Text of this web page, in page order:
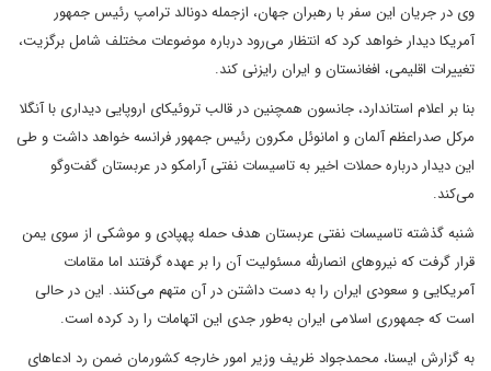
وی در جریان این سفر با رهبران جهان، ازجمله دونالد ترامپ رئیس جمهور
آمریکا دیدار خواهد کرد که انتظار می‌رود درباره موضوعات مختلف شامل برگزیت،
تغییرات اقلیمی، افغانستان و ایران رایزنی کند.
بنا بر اعلام استاندارد، جانسون همچنین در قالب تروئیکای اروپایی دیداری با آنگلا
مرکل صدراعظم آلمان و امانوئل مکرون رئیس جمهور فرانسه خواهد داشت و طی
این دیدار درباره حملات اخیر به تاسیسات نفتی آرامکو در عربستان گفت‌وگو
می‌کند.
شنبه گذشته تاسیسات نفتی عربستان هدف حمله پهپادی و موشکی از سوی یمن
قرار گرفت که نیروهای انصارلله مسئولیت آن را بر عهده گرفتند اما مقامات
آمریکایی و سعودی ایران را به دست داشتن در آن متهم می‌کنند. این در حالی
است که جمهوری اسلامی ایران به‌طور جدی این اتهامات را رد کرده است.
به گزارش ایسنا، محمدجواد ظریف وزیر امور خارجه کشورمان ضمن رد ادعاهای